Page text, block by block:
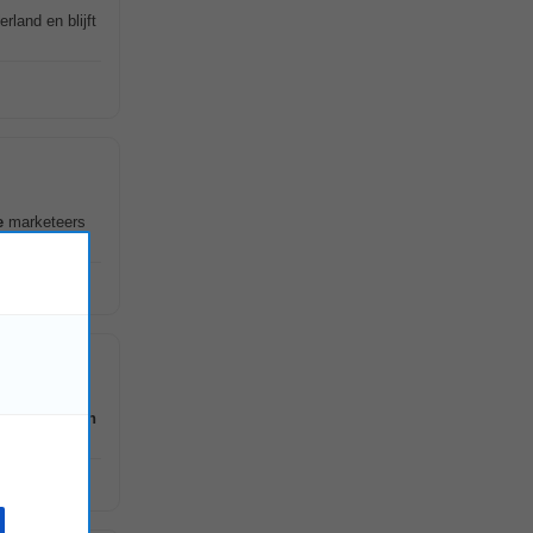
en blijft
marketeers
werken